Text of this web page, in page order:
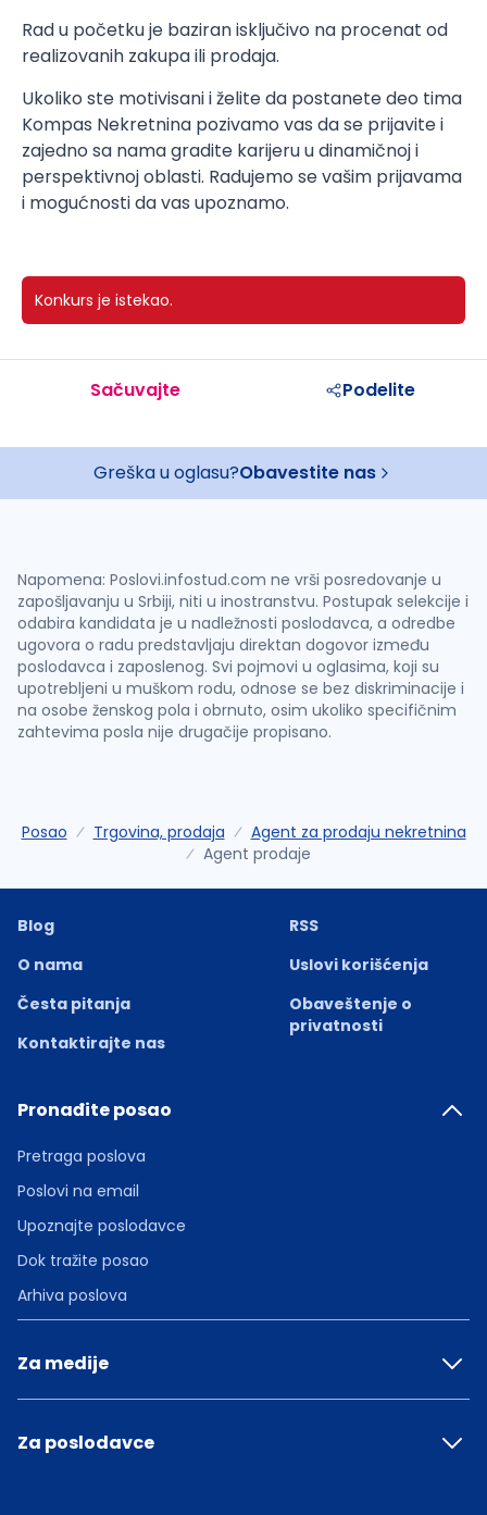
Rad u početku je baziran isključivo na procenat od
realizovanih zakupa ili prodaja.
Ukoliko ste motivisani i želite da postanete deo tima
Kompas Nekretnina pozivamo vas da se prijavite i
zajedno sa nama gradite karijeru u dinamičnoj i
perspektivnoj oblasti. Radujemo se vašim prijavama
i mogućnosti da vas upoznamo.
Konkurs je istekao.
Sačuvajte Podelite
Greška u oglasu?Obavestite nas
Napomena: Poslovi.infostud.com ne vrši posredovanje u
zapošljavanju u Srbiji, niti u inostranstvu. Postupak selekcije i
odabira kandidata je u nadležnosti poslodavca, a odredbe
ugovora o radu predstavljaju direktan dogovor između
poslodavca i zaposlenog. Svi pojmovi u oglasima, koji su
upotrebljeni u muškom rodu, odnose se bez diskriminacije i
na osobe ženskog pola i obrnuto, osim ukoliko specifičnim
zahtevima posla nije drugačije propisano.
Posao Trgovina, prodaja
Agent za prodaju nekretnina
Agent prodaje
Blog
O nama
Česta pitanja
Kontaktirajte nas
RSS
Uslovi korišćenja
Obaveštenje o
privatnosti
Pronađite posao
Pretraga poslova
Poslovi na email
Upoznajte poslodavce
Dok tražite posao
Arhiva poslova
Za medije
Za poslodavce